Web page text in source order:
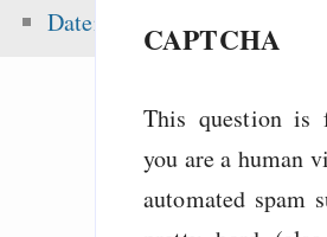
CAPTCHA
This question is
you are a human
automated spam
Datenschutz